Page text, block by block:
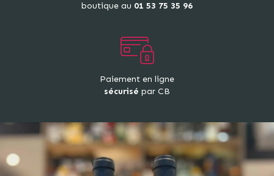
boutique au 01 53 75 35 96
Paiement en ligne
sécurisé par CB